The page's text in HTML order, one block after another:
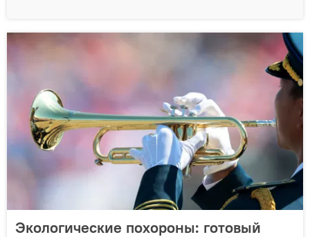
Экологические похороны: готовый